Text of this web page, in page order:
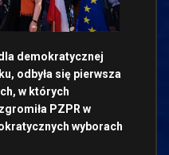
demokratycznej
odbyła się pierwsza
w których
PZPR w
wyborach